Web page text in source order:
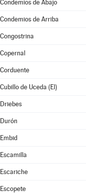
Condemios de Abajo
Condemios de Arriba
Congostrina
Copernal
Corduente
Cubillo de Uceda (El)
Driebes
Durón
Embid
Escamilla
Escariche
Escopete